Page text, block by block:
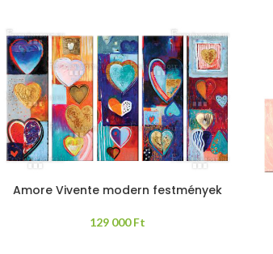
Amore Vivente modern festmények
129 000Ft